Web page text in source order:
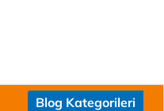
Blog Kategorileri